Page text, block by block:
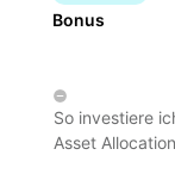
Bonus
So investiere
Asset Allocation